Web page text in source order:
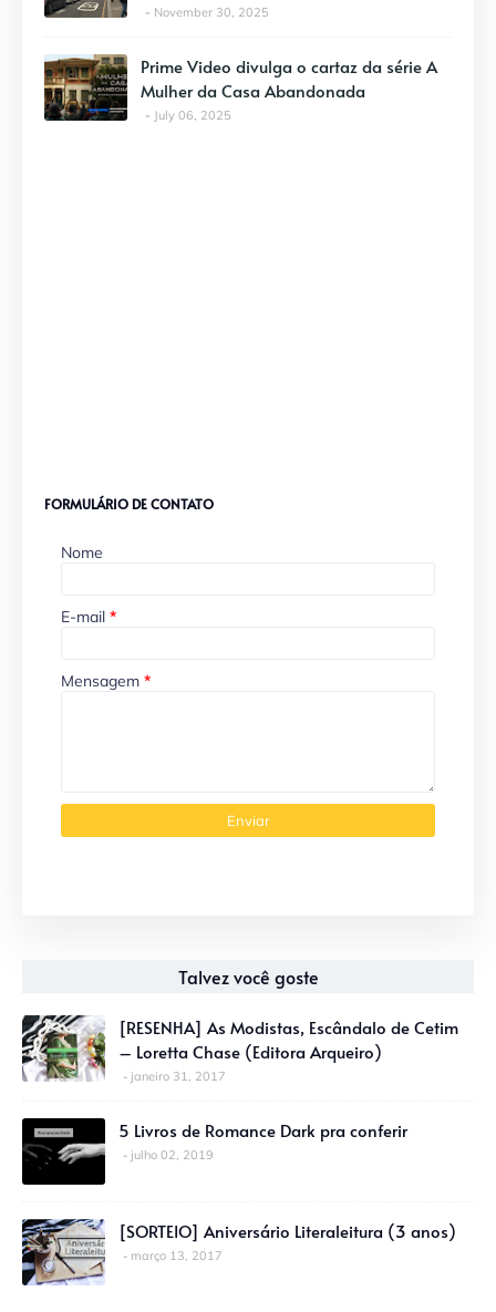
November 30, 2025
Prime Video divulga o cartaz da série A
Mulher da Casa Abandonada
July 06, 2025
FORMULÁRIO DE CONTATO
Nome
E-mail *
Mensagem *
Talvez você goste
[RESENHA] As Modistas, Escândalo de Cetim
– Loretta Chase (Editora Arqueiro)
janeiro 31, 2017
5 Livros de Romance Dark pra conferir
julho 02, 2019
[SORTEIO] Aniversário Literaleitura (3 anos)
março 13, 2017